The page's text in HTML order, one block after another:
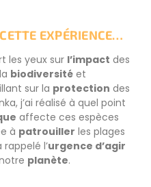
EXPÉRIENCE…
les yeux sur l’impact des
biodiversitéet
sur la protection des
j’ai réalisé à quel point
affecte ces espèces
à patrouiller les plages
rappelé l’urgence d’agir
planète.